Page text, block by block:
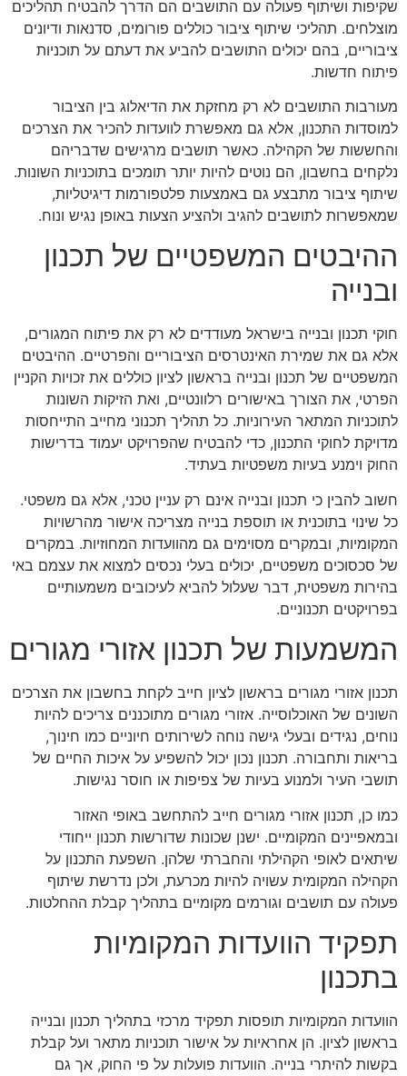
שקיפות ושיתוף פעולה עם התושבים הם הדרך להבטיח תהליכים
מוצלחים. תהליכי שיתוף ציבור כוללים פורומים, סדנאות ודיונים
ציבוריים, בהם יכולים התושבים להביע את דעתם על תוכניות
פיתוח חדשות.
מעורבות התושבים לא רק מחזקת את הדיאלוג בין הציבור
למוסדות התכנון, אלא גם מאפשרת לוועדות להכיר את הצרכים
והחששות של הקהילה. כאשר תושבים מרגישים שדבריהם
נלקחים בחשבון, הם נוטים להיות יותר תומכים בתוכניות השונות.
שיתוף ציבור מתבצע גם באמצעות פלטפורמות דיגיטליות,
שמאפשרות לתושבים להגיב ולהציע הצעות באופן נגיש ונוח.
ההיבטים המשפטיים של תכנון
ובנייה
חוקי תכנון ובנייה בישראל מעודדים לא רק את פיתוח המגורים,
אלא גם את שמירת האינטרסים הציבוריים והפרטיים. ההיבטים
המשפטיים של תכנון ובנייה בראשון לציון כוללים את זכויות הקניין
הפרטי, את הצורך באישורים רלוונטיים, ואת הזיקות השונות
לתוכניות המתאר העירוניות. כל תהליך תכנוני מחייב התייחסות
מדויקת לחוקי התכנון, כדי להבטיח שהפרויקט יעמוד בדרישות
החוק וימנע בעיות משפטיות בעתיד.
חשוב להבין כי תכנון ובנייה אינם רק עניין טכני, אלא גם משפטי.
כל שינוי בתוכנית או תוספת בנייה מצריכה אישור מהרשויות
המקומיות, ובמקרים מסוימים גם מהוועדות המחוזיות. במקרים
של סכסוכים משפטיים, יכולים בעלי נכסים למצוא את עצמם באי
בהירות משפטית, דבר שעלול להביא לעיכובים משמעותיים
בפרויקטים תכנוניים.
המשמעות של תכנון אזורי מגורים
תכנון אזורי מגורים בראשון לציון חייב לקחת בחשבון את הצרכים
השונים של האוכלוסייה. אזורי מגורים מתוכננים צריכים להיות
נוחים, נגידים ובעלי גישה נוחה לשירותים חיוניים כמו חינוך,
בריאות ותחבורה. תכנון נכון יכול להשפיע על איכות החיים של
תושבי העיר ולמנוע בעיות של צפיפות או חוסר נגישות.
כמו כן, תכנון אזורי מגורים חייב להתחשב באופי האזור
ובמאפיינים המקומיים. ישנן שכונות שדורשות תכנון ייחודי
שיתאים לאופי הקהילתי והחברתי שלהן. השפעת התכנון על
הקהילה המקומית עשויה להיות מכרעת, ולכן נדרשת שיתוף
פעולה עם תושבים וגורמים מקומיים בתהליך קבלת ההחלטות.
תפקיד הוועדות המקומיות
בתכנון
הוועדות המקומיות תופסות תפקיד מרכזי בתהליך תכנון ובנייה
בראשון לציון. הן אחראיות על אישור תוכניות מתאר ועל קבלת
בקשות להיתרי בנייה. הוועדות פועלות על פי החוק, אך גם